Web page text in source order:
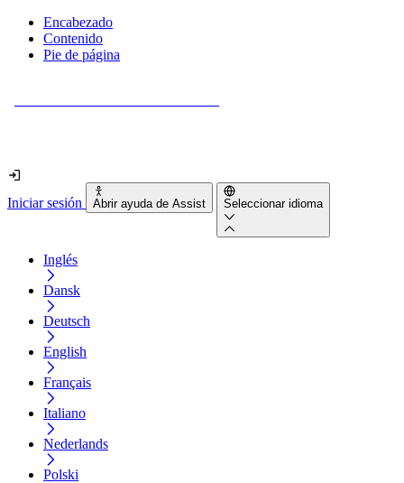
Encabezado
Contenido
Pie de página
Iniciar sesión Abrir ayuda de Assist Seleccionar idioma
Inglés
Dansk
Deutsch
English
Français
Italiano
Nederlands
Polski